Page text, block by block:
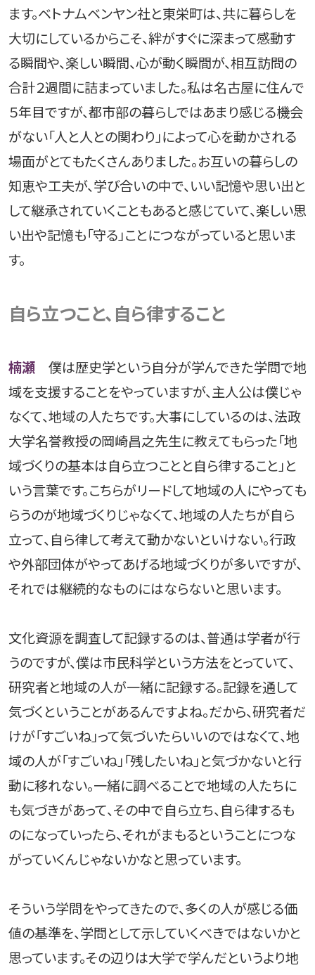
ます。ベトナムベンヤン社と東栄町は、共に暮らしを
大切にしているからこそ、絆がすぐに深まって感動す
る瞬間や、楽しい瞬間、心が動く瞬間が、相互訪問の
合計２週間に詰まっていました。私は名古屋に住んで
５年目ですが、都市部の暮らしではあまり感じる機会
がない「人と人との関わり」によって心を動かされる
場面がとてもたくさんありました。お互いの暮らしの
知恵や工夫が、学び合いの中で、いい記憶や思い出と
して継承されていくこともあると感じていて、楽しい思
い出や記憶も「守る」ことにつながっていると思いま
す。
自ら立つこと、自ら律すること
楠瀬僕は歴史学という自分が学んできた学問で地
域を支援することをやっていますが、主人公は僕じゃ
なくて、地域の人たちです。大事にしているのは、法政
大学名誉教授の岡崎昌之先生に教えてもらった「地
域づくりの基本は自ら立つことと自ら律すること」と
いう言葉です。こちらがリードして地域の人にやっても
らうのが地域づくりじゃなくて、地域の人たちが自ら
立って、自ら律して考えて動かないといけない。行政
や外部団体がやってあげる地域づくりが多いですが、
それでは継続的なものにはならないと思います。
文化資源を調査して記録するのは、普通は学者が行
うのですが、僕は市民科学という方法をとっていて、
研究者と地域の人が一緒に記録する。記録を通して
気づくということがあるんですよね。だから、研究者だ
けが「すごいね」って気づいたらいいのではなくて、地
域の人が「すごいね」「残したいね」と気づかないと行
動に移れない。一緒に調べることで地域の人たちに
も気づきがあって、その中で自ら立ち、自ら律するも
のになっていったら、それがまもるということにつな
がっていくんじゃないかなと思っています。
そういう学問をやってきたので、多くの人が感じる価
値の基準を、学問として示していくべきではないかと
思っています。その辺りは大学で学んだというより地